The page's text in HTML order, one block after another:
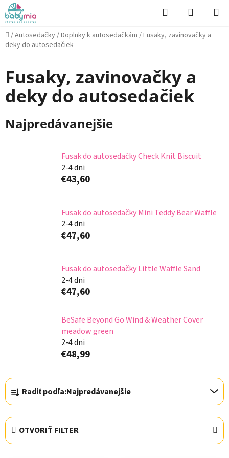
Prejsť
na
obsah
Hľadať
KOŠÍK
Domov
/Autosedačky/Doplnky k autosedačkám/Fusaky, zavinovačky a
deky do autosedačiek
Fusaky, zavinovačky a
deky do autosedačiek
Najpredávanejšie
Fusak do autosedačky Check Knit Biscuit
2-4 dni
€43,60
Fusak do autosedačky Mini Teddy Bear Waffle
2-4 dni
€47,60
Fusak do autosedačky Little Waffle Sand
2-4 dni
€47,60
BeSafe Beyond Go Wind & Weather Cover
meadow green
2-4 dni
€48,99
R
a
d
e
n
Radiť podľa:Najpredávanejšie
OTVORIŤ FILTER